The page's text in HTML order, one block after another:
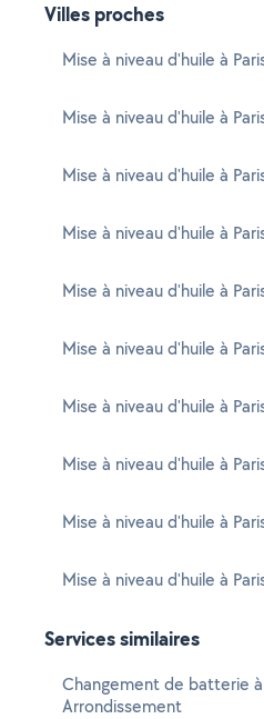
Villes proches
Mise à niveau d'huile à
Mise à niveau d'huile à
Mise à niveau d'huile à
Mise à niveau d'huile à
Mise à niveau d'huile à
Mise à niveau d'huile à
Mise à niveau d'huile à
Mise à niveau d'huile à
Mise à niveau d'huile à
Mise à niveau d'huile à
Services similaires
Changement de batterie à
Arrondissement